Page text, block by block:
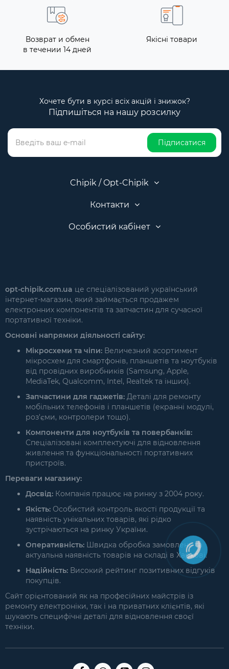
Возврат и обмен
в течении 14 дней
Якісні товари
Хочете бути в курсі всіх акцій і знижок?
Підпишіться на нашу розсилку
Підписатися
Chipik / Opt-Chipik
Контакти
Особистий кабінет
opt-chipik.com.ua це спеціалізований український
інтернет-магазин, який займається продажем
електронних компонентів та запчастин для сучасної
портативної техніки.
Основні напрямки діяльності сайту:
Мікросхеми та чіпи: Величезний асортимент
мікросхем для смартфонів, планшетів та ноутбуків
від провідних виробників (Samsung, Apple,
MediaTek, Qualcomm, Intel, Realtek та інших).
Запчастини для гаджетів: Деталі для ремонту
мобільних телефонів і планшетів (екранні модулі,
роз'єми, контролери тощо).
Компоненти для ноутбуків та повербанків:
Спеціалізовані комплектуючі для відновлення
живлення та функціональності портативних
пристроїв.
Переваги магазину:
Досвід: Компанія працює на ринку з 2004 року.
Якість: Особистий контроль якості продукції та
наявність унікальних товарів, які рідко
зустрічаються на ринку України.
Оперативність: Швидка обробка замовлень та
актуальна наявність товарів на складі в Харкові.
Надійність: Високий рейтинг позитивних відгуків
покупців.
Сайт орієнтований як на професійних майстрів із
ремонту електроніки, так і на приватних клієнтів, які
шукають специфічні деталі для відновлення своєї
техніки.